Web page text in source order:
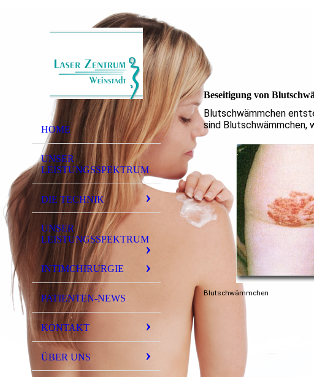
HOME
UNSER
LEISTUNGSSPEKTRUM
DIE TECHNIK
UNSER
LEISTUNGSSPEKTRUM
INTIMCHIRURGIE
PATIENTEN-NEWS
KONTAKT
ÜBER UNS
Beseitigung von
Blutschwämmchen
sind Blutschwämmchen,
Blutschwämmchen